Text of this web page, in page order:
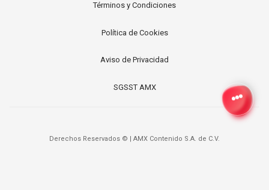
Términos y Condiciones
Política de Cookies
Aviso de Privacidad
SGSST AMX
Derechos Reservados © AMX Contenido S.A. de C.V.